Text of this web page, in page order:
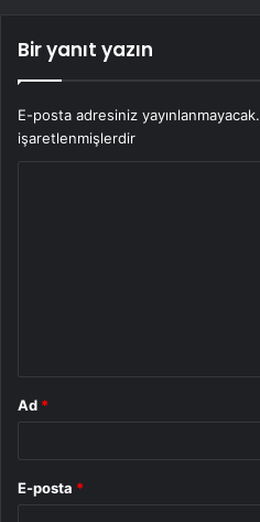
Bir yanıt yazın
E-posta adresiniz yayınlanmayacak.
işaretlenmişlerdir
Ad *
E-posta *